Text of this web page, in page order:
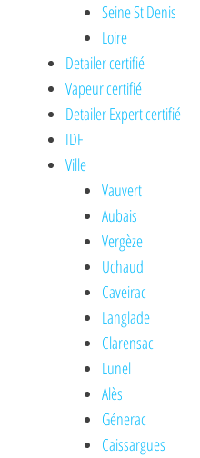
Seine St Denis
Loire
Detailer certifié
Vapeur certifié
Detailer Expert certifié
IDF
Ville
Vauvert
Aubais
Vergèze
Uchaud
Caveirac
Langlade
Clarensac
Lunel
Alès
Génerac
Caissargues